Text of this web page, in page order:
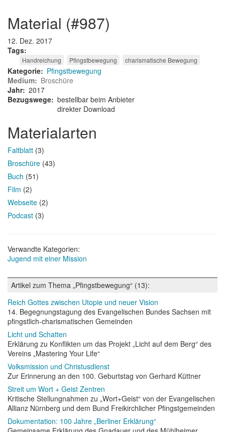
material (#987)
12. Dez. 2017
Tags
Handreichung Pfingstbewegung charismatische Bewegung
Kategorie
Pfingstbewegung
Medium
Broschüre
Jahr 2017
Bezugswege bestellbar beim Anbieter
direkter Download
Materialarten
Faltblatt (3)
Broschüre (43)
Buch (51)
Film (2)
Webseite (2)
Podcast (3)
Verwandte Kategorien:
Jugend mit einer Mission
Artikel zum Thema „Pfingstbewegung“ (13):
Reich Gottes zwischen Utopie und neuer Vision
14. Begegnungstagung des Evangelischen Bundes Sachsen mit
pfingstlich-charismatischen Gemeinden
Licht und Schatten
Erklärung zu Konflikten um das Projekt „Licht auf dem Berg“ des
Vereins „Mastering Your Life“
Volksmission und Christusdienst
Zur Erinnerung an den 100. Geburtstag von Gerhard Küttner
Streit um Wort + Geist Zentren
Kritische Stellungnahmen zu „Wort+Geist“ von der Evangelischen
Allianz Nürnberg und dem Bund Freikirchlicher Pfingstgemeinden
Dokumentation: 100 Jahre „Berliner Erklärung“